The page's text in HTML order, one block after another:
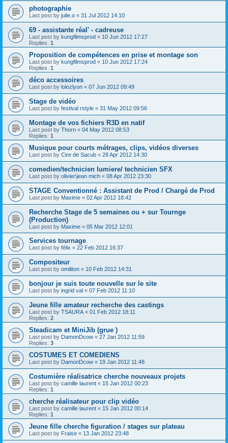
photographie
Last post by julie.o « 31 Jul 2012 14:10
69 - assistante réal' - cadreuse
Last post by kungfilmsprod « 10 Jun 2012 17:27
Replies: 1
Proposition de compétences en prise et montage son
Last post by kungfilmsprod « 10 Jun 2012 17:24
Replies: 1
déco accessoires
Last post by lolozlyon « 07 Jun 2012 09:49
Stage de vidéo
Last post by festival rstyle « 31 May 2012 09:56
Montage de vos fichiers R3D en natif
Last post by Thorn « 04 May 2012 08:53
Replies: 1
Musique pour courts métrages, clips, vidéos diverses
Last post by Cire de Sacub « 28 Apr 2012 14:30
comedien/technicien lumiere/ technicien SFX
Last post by olivier\jean mich « 08 Apr 2012 23:30
STAGE Conventionné : Assistant de Prod / Chargé de Prod
Last post by Maxime « 02 Apr 2012 18:42
Recherche Stage de 5 semaines ou + sur Tournge
(Production)
Last post by Maxime « 05 Mar 2012 12:01
Services tournage
Last post by félix « 22 Feb 2012 16:37
Compositeur
Last post by omiliton « 10 Feb 2012 14:31
bonjour je suis toute nouvelle sur le site
Last post by ingrid val « 07 Feb 2012 11:10
Jeune fille amateur recherche des castings
Last post by TSAURA « 01 Feb 2012 18:11
Replies: 2
Steadicam et MiniJib (grue )
Last post by DamonDcow « 27 Jan 2012 11:59
Replies: 3
COSTUMES ET COMEDIENS
Last post by DamonDcow « 19 Jan 2012 11:48
Costumière réalisatrice cherche nouveaux projets
Last post by camille laurent « 15 Jan 2012 00:23
Replies: 1
cherche réalisateur pour clip vidéo
Last post by camille laurent « 15 Jan 2012 00:14
Replies: 1
Jeune fille cherche figuration / stages sur plateau
Last post by Fraise « 13 Jan 2012 23:48